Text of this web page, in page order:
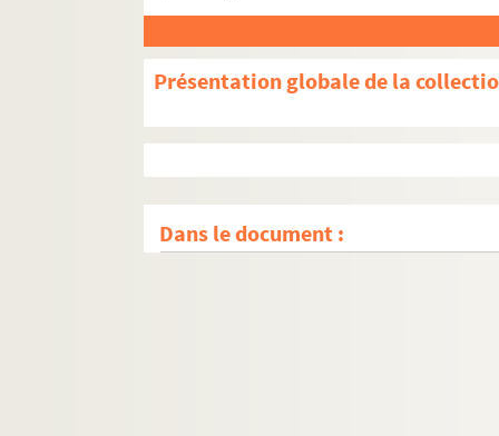
Présentation globale de la
Dans le document :